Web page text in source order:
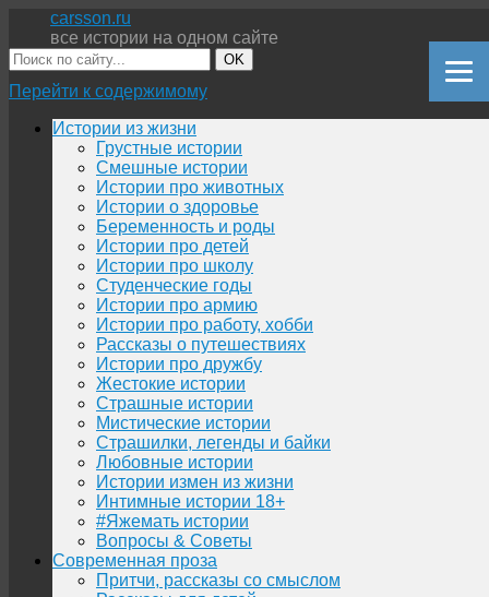
carsson.ru
все истории на одном сайте
OK
Перейти к содержимому
Истории из жизни
Грустные истории
Смешные истории
Истории про животных
Истории о здоровье
Беременность и роды
Истории про детей
Истории про школу
Студенческие годы
Истории про армию
Истории про работу, хобби
Рассказы о путешествиях
Истории про дружбу
Жестокие истории
Страшные истории
Мистические истории
Страшилки, легенды и байки
Любовные истории
Истории измен из жизни
Интимные истории 18+
#Яжемать истории
Вопросы & Советы
Современная проза
Притчи, рассказы со смыслом